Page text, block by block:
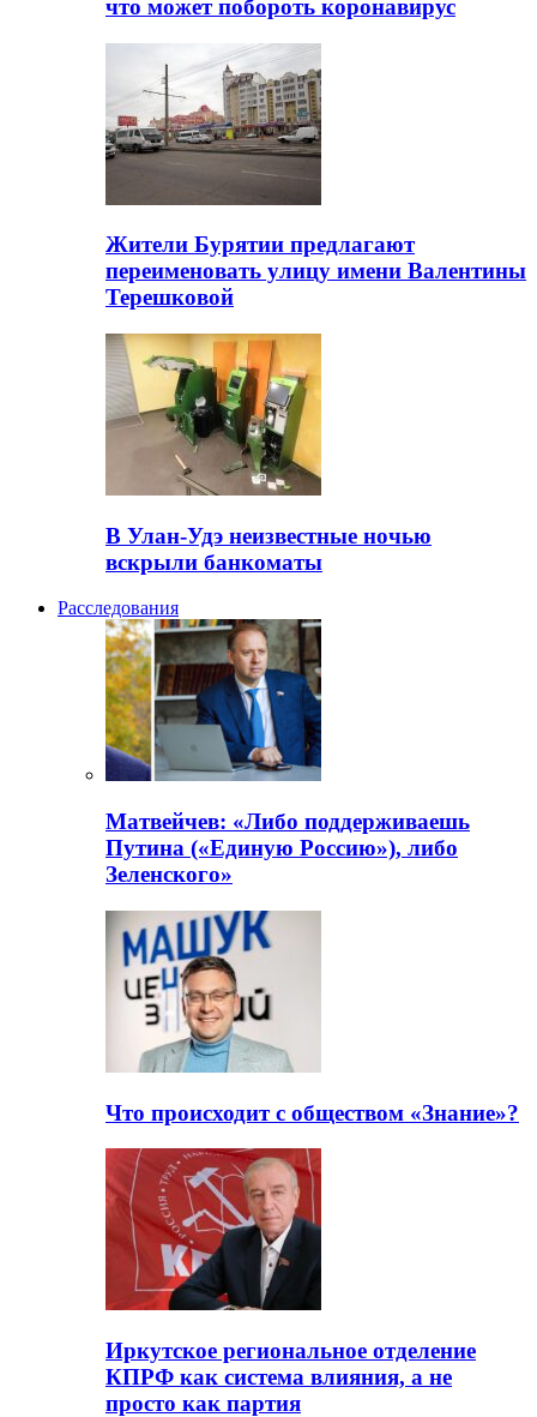
что может побороть коронавирус
Жители Бурятии предлагают
переименовать улицу имени Валентины
Терешковой
В Улан-Удэ неизвестные ночью
вскрыли банкоматы
Расследования
Матвейчев: «Либо поддерживаешь
Путина («Единую Россию»), либо
Зеленского»
Что происходит с обществом «Знание»?
Иркутское региональное отделение
КПРФ как система влияния, а не
просто как партия